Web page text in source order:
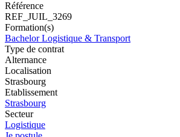
Référence
REF_JUIL_3269
Formation(s)
Bachelor Logistique & Transport
Type de contrat
Alternance
Localisation
Strasbourg
Etablissement
Strasbourg
Secteur
Logistique